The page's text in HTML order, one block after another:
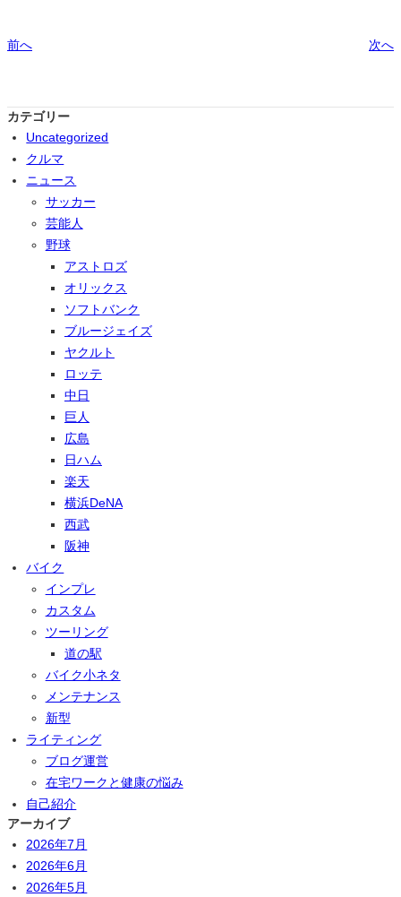
前へ 次へ
カテゴリー
Uncategorized
クルマ
ニュース
サッカー
芸能人
野球
アストロズ
オリックス
ソフトバンク
ブルージェイズ
ヤクルト
ロッテ
中日
巨人
広島
日ハム
楽天
横浜DeNA
西武
阪神
バイク
インプレ
カスタム
ツーリング
道の駅
バイク小ネタ
メンテナンス
新型
ライティング
ブログ運営
在宅ワークと健康の悩み
自己紹介
アーカイブ
2026年7月
2026年6月
2026年5月